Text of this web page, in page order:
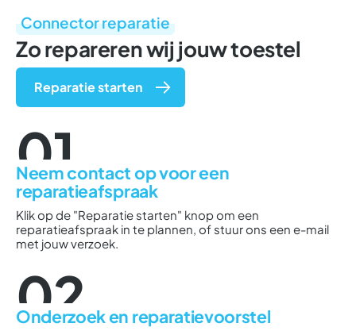
Connector reparatie
Zo repareren wij jouw toestel
Reparatie starten
01
Neem contact op voor een
reparatieafspraak
Klik op de "Reparatie starten" knop om een
reparatieafspraak in te plannen, of stuur ons een e-mail
met jouw verzoek.
02
Onderzoek en reparatievoorstel